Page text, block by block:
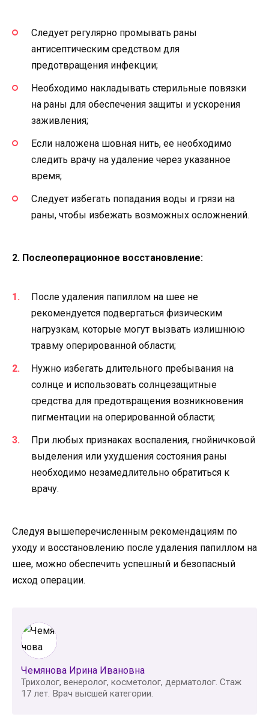
Следует регулярно промывать раны
антисептическим средством для
предотвращения инфекции;
Необходимо накладывать стерильные повязки
на раны для обеспечения защиты и ускорения
заживления;
Если наложена шовная нить, ее необходимо
следить врачу на удаление через указанное
время;
Следует избегать попадания воды и грязи на
раны, чтобы избежать возможных осложнений.
2. Послеоперационное восстановление:
После удаления папиллом на шее не
рекомендуется подвергаться физическим
нагрузкам, которые могут вызвать излишнюю
травму оперированной области;
Нужно избегать длительного пребывания на
солнце и использовать солнцезащитные
средства для предотвращения возникновения
пигментации на оперированной области;
При любых признаках воспаления, гнойничковой
выделения или ухудшения состояния раны
необходимо незамедлительно обратиться к
врачу.
Следуя вышеперечисленным рекомендациям по
уходу и восстановлению после удаления папиллом на
шее, можно обеспечить успешный и безопасный
исход операции.
Чемянова Ирина Ивановна
Трихолог, венеролог, косметолог, дерматолог. Стаж
17 лет. Врач высшей категории.